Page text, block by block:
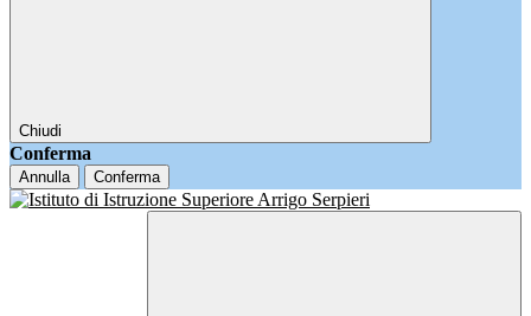
Chiudi
Conferma
Annulla Conferma